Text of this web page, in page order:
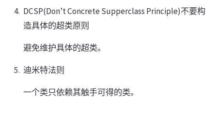
DCSP(Don’t Concrete Supperclass Principle)不要构
造具体的超类原则
避免维护具体的超类。
迪米特法则
一个类只依赖其触手可得的类。